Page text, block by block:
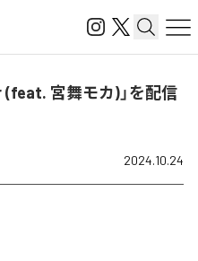
(feat. 宮舞モカ)」を配信
2024.10.24